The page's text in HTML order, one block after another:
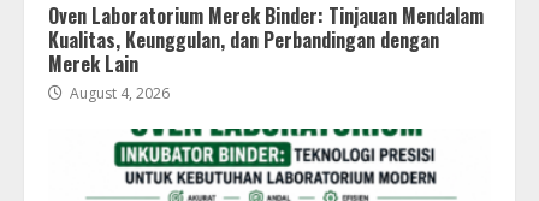
Oven Laboratorium Merek Binder: Tinjauan Mendalam
Kualitas, Keunggulan, dan Perbandingan dengan
Merek Lain
August 4, 2026